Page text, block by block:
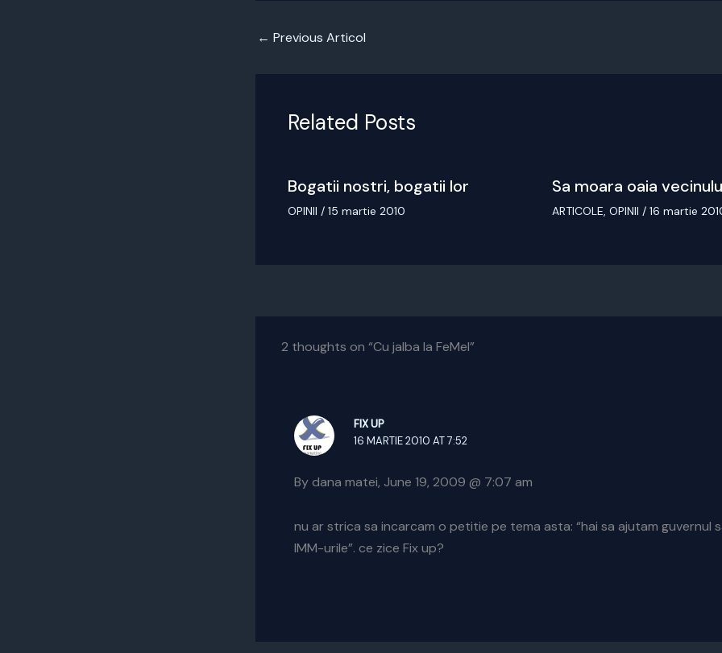
← Previous Articol
Related Posts
Bogatii nostri, bogatii lor
OPINII / 15 martie 2010
Sa moara oaia
ARTICOLE, OPINII / 16 martie
2 thoughts on “Cu jalba la FeMeI”
FIX UP
16 MARTIE 2010 AT 7:52
By dana matei, June 19, 2009 @ 7:07 am
nu ar strica sa incarcam o petitie pe tema asta: “hai sa ajutam guvernul
IMM-urile”. ce zice Fix up?